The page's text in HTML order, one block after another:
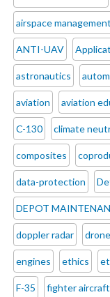
airspace management
ANTI-UAV
astronautics
aviation aviation
C-130 climate
composites
data-protection
DEPOT
doppler radar
engines ethics
F-35 fighter aircraft